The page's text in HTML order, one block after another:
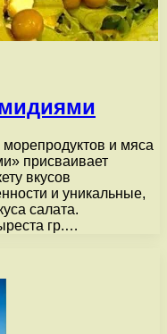
и мяса
присваивает
вкусов
и уникальные,
салата.
гр.…